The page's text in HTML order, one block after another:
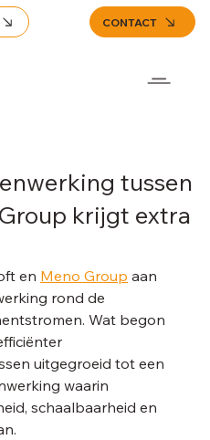
CONTACT
tussen
krijgt extra
en Meno Group aan
rond de
Wat begon
uitgegroeid tot een
waarin
schaalbaarheid en